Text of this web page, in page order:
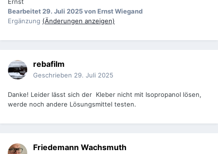
Ernst
Bearbeitet29. Juli 2025von Ernst Wiegand
Ergänzung (Änderungen anzeigen)
rebafilm
Geschrieben 29. Juli 2025
Danke! Leider lässt sich der Kleber nicht mit Isopropanol lösen,
werde noch andere Lösungsmittel testen.
Friedemann Wachsmuth